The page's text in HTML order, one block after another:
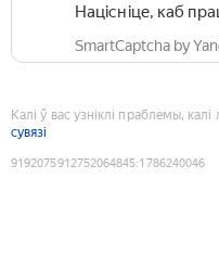
Націсніце, каб
SmartCaptcha by
Калі ў вас узніклі праблемы,
сувязі
9192075912752064845:1786240046